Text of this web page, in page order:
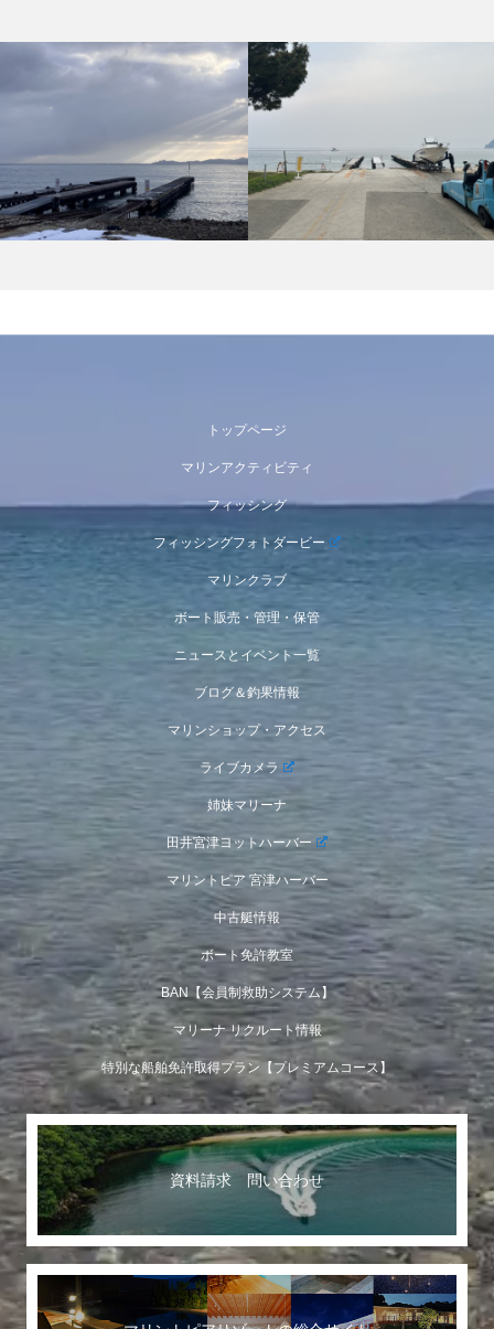
トップページ
マリンアクティビティ
フィッシング
フィッシングフォトダービー
マリンクラブ
ボート販売・管理・保管
ニュースとイベント一覧
ブログ＆釣果情報
マリンショップ・アクセス
ライブカメラ
姉妹マリーナ
田井宮津ヨットハーバー
マリントピア 宮津ハーバー
中古艇情報
ボート免許教室
BAN【会員制救助システム】
マリーナ リクルート情報
特別な船舶免許取得プラン【プレミアムコース】
資料請求 問い合わせ